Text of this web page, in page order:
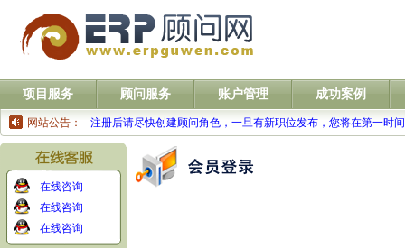
项目服务 顾问服务 账户管理 成功案例
网站公告： 注册后请尽快创建顾问角色，一旦有新职位发布，您将在第一时
在线咨询
在线咨询
在线咨询